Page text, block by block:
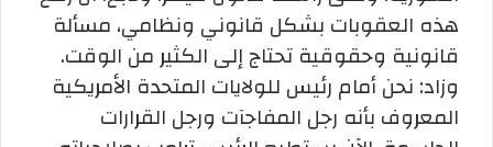
هذه العقوبات بشكل قانوني ونظامي، مسألة
قانونية وحقوقية تحتاج إلى الكثير من الوقت.
وزاد: نحن أمام رئيس للولايات المتحدة الأمريكية
المعروف بأنه رجل المفاجآت ورجل القرارات